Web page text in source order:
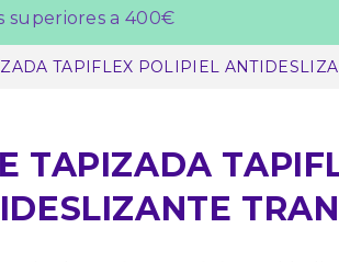
superiores a 400€
TAPIFLEX POLIPIEL
TAPIZADA